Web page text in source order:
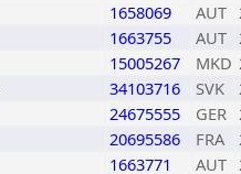
1658069 AUT
1663755 AUT
15005267 MKD
34103716 SVK
24675555 GER
20695586 FRA
1663771 AUT